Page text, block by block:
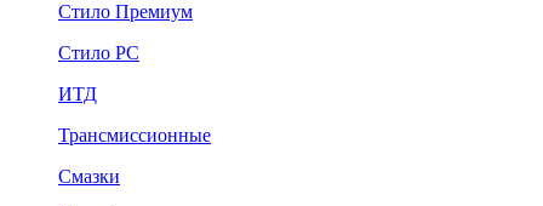
Стило Премиум
Стило РС
ИТД
Трансмиссионные
Смазки